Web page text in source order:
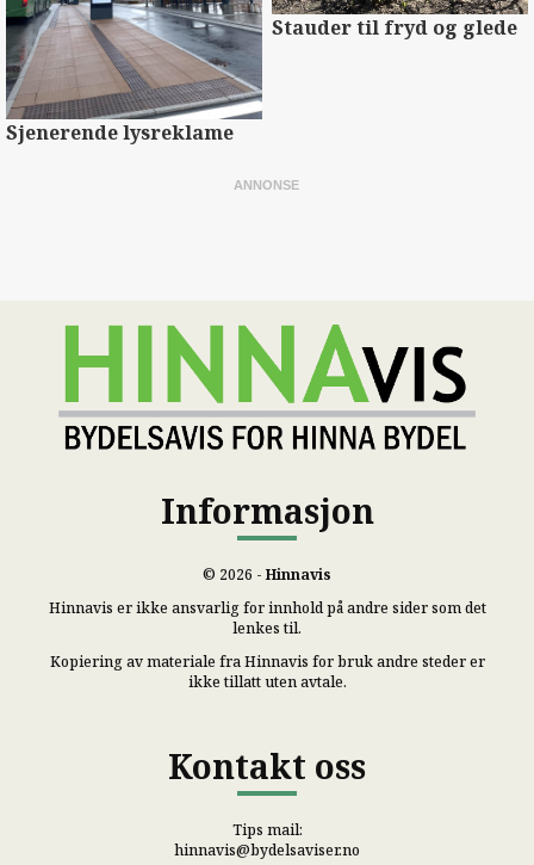
Sjenerende lysreklame
Stauder til fryd og glede
Informasjon
© 2026 - Hinnavis
Hinnavis er ikke ansvarlig for innhold på andre sider som det
lenkes til.
Kopiering av materiale fra Hinnavis for bruk andre steder er
ikke tillatt uten avtale.
Kontakt oss
Tips mail:
hinnavis@bydelsaviser.no